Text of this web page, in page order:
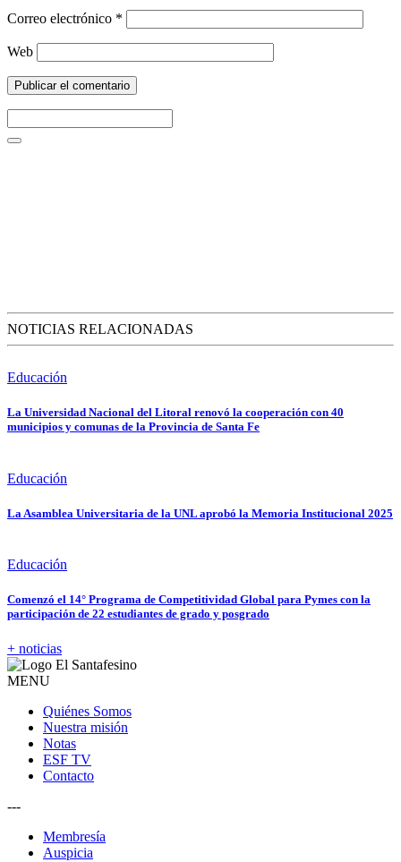
Correo electrónico *
Web
NOTICIAS RELACIONADAS
Educación
La Universidad Nacional del Litoral renovó la cooperación con 40
municipios y comunas de la Provincia de Santa Fe
Educación
La Asamblea Universitaria de la UNL aprobó la Memoria Institucional 2025
Educación
Comenzó el 14° Programa de Competitividad Global para Pymes con la
participación de 22 estudiantes de grado y posgrado
+ noticias
MENU
Quiénes Somos
Nuestra misión
Notas
ESF TV
Contacto
---
Membresía
Auspicia